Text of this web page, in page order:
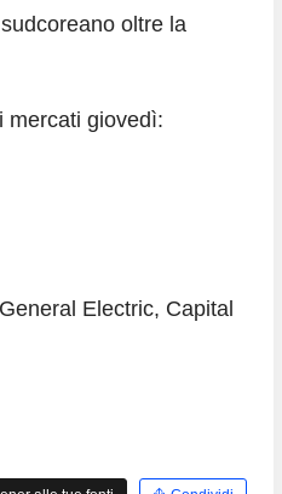
oltre la
mercati giovedì:
Electric, Capital